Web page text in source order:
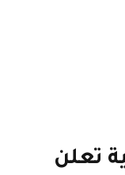
تعلن